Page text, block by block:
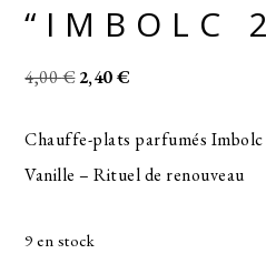
“IMBOLC
4,00€ 2,40€
Chauffe-plats parfumés
Vanille – Rituel de renouveau
9 en stock